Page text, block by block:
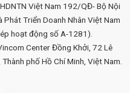
Việt Nam 192/QĐ- Bộ Nội
Triển Doanh Nhân Việt Nam
hoạt động số A-1281).
Center Đồng Khởi, 72 Lê
phố Hồ Chí Minh, Việt Nam.